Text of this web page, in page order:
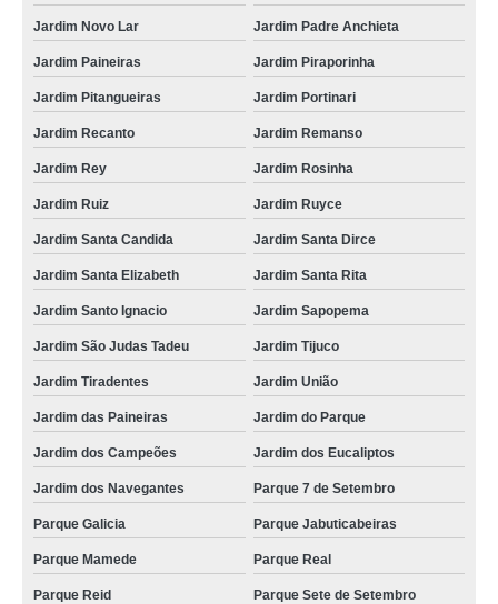
Jardim Novo Lar Jardim Padre Anchieta
Jardim Paineiras Jardim Piraporinha
Jardim Pitangueiras Jardim Portinari
Jardim Recanto Jardim Remanso
Jardim Rey Jardim Rosinha
Jardim Ruiz Jardim Ruyce
Jardim Santa Candida Jardim Santa Dirce
Jardim Santa Elizabeth Jardim Santa Rita
Jardim Santo Ignacio Jardim Sapopema
Jardim São Judas Tadeu Jardim Tijuco
Jardim Tiradentes Jardim União
Jardim das Paineiras Jardim do Parque
Jardim dos Campeões Jardim dos Eucaliptos
Jardim dos Navegantes Parque 7 de Setembro
Parque Galicia Parque Jabuticabeiras
Parque Mamede Parque Real
Parque Reid Parque Sete de Setembro